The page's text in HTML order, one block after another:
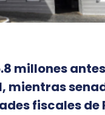
millones
mientras
fiscales de